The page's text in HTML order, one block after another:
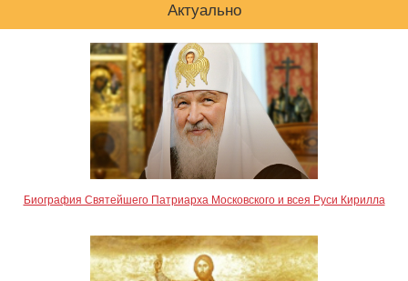
Актуально
Биография Святейшего Патриарха Московского и всея Руси Кирилла